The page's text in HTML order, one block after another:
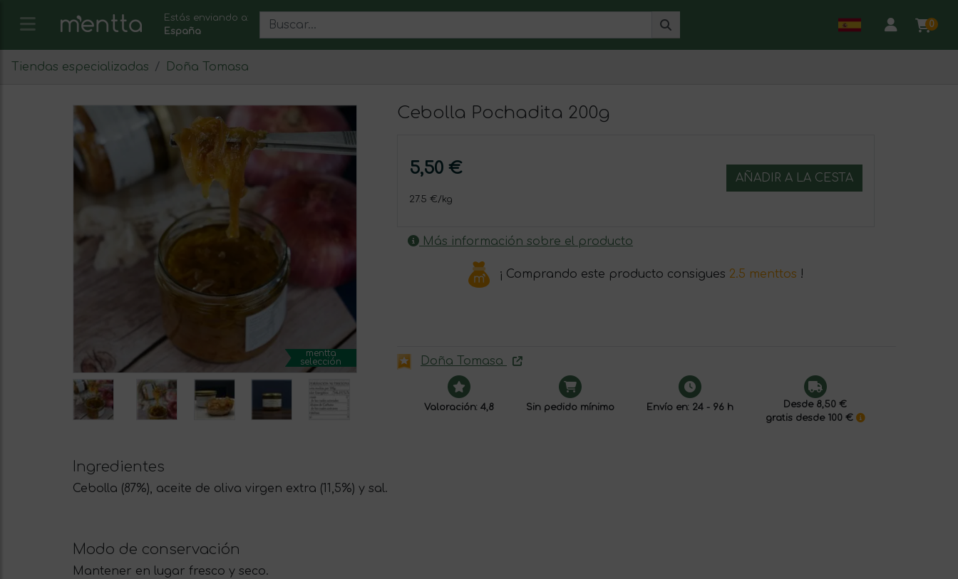
Estás enviando a:
España
0
Tiendas especializadas Doña Tomasa
mentta
selección
Cebolla Pochadita 200g
5,50 €
27.5 €/kg
AÑADIR A LA CESTA
Más información sobre el producto
¡ Comprando este producto consigues 2.5 menttos !
Doña Tomasa
Valoración: 4,8 Sin pedido mínimo Envío en: 24 - 96 h
Desde 8,50 €
gratis desde 100 €
Ingredientes
Cebolla (87%), aceite de oliva virgen extra (11,5%) y sal.
Modo de conservación
Mantener en lugar fresco y seco.